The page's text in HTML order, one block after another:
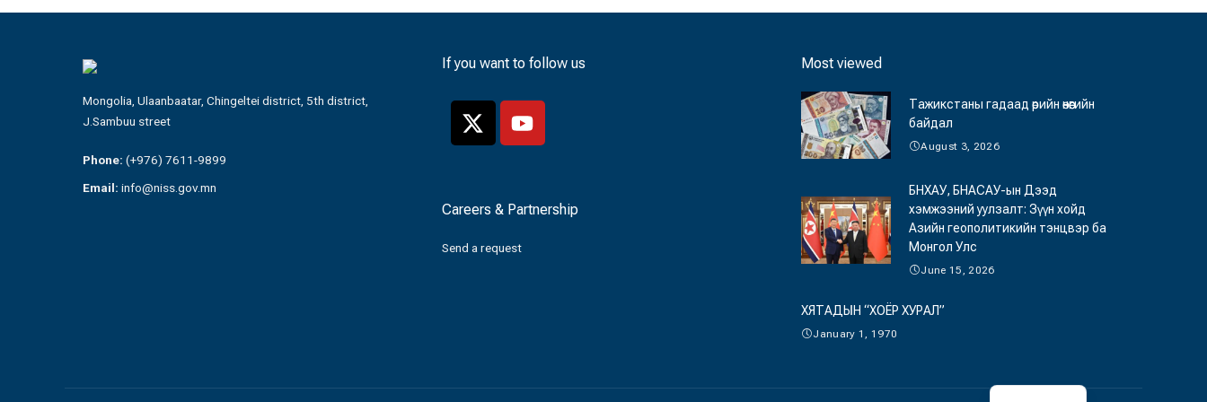
Mongolia, Ulaanbaatar, Chingeltei district, 5th district,
J.Sambuu street
Phone: (+976) 7611-9899
Email: info@niss.gov.mn
If you want to follow us
Careers & Partnership
Send a request
Most viewed
Тажикстаны гадаад өрийн өнөөгийн
байдал
August 3, 2026
БНХАУ, БНАСАУ-ын Дээд
хэмжээний уулзалт: Зүүн хойд
Азийн геополитикийн тэнцвэр ба
Монгол Улс
June 15, 2026
ХЯТАДЫН “ХОЁР ХУРАЛ”
January 1, 1970